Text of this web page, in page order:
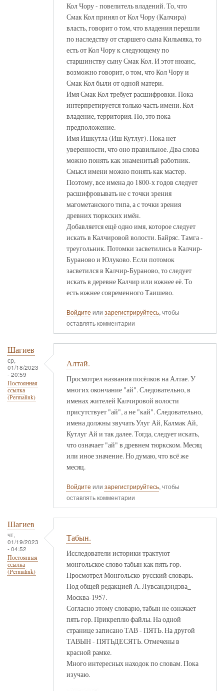
Кол Чору - повелитель владений. То, что
Смак Кол принял от Кол Чору (Калчира)
власть, говорит о том, что владения перешли
по наследству от старшего сына Кильмяка, то
есть от Кол Чору к следующему по
старшинству сыну Смак Кол. И этот нюанс,
возможно говорит, о том, что Кол Чору и
Смак Кол были от одной матери.
Имя Смак Кол требует расшифровки. Пока
интерпретируется только часть имени. Кол -
владение, территория. Но, это пока
предположение.
Имя Ишкутла (Иш Кутлуг). Пока нет
уверенности, что оно правильное. Два слова
можно понять как знаменитый работник.
Смысл имени можно понять как мастер.
Поэтому, все имена до 1800-х годов следует
расшифровывать не с точки зрения
магометанского типа, а с точки зрения
древних тюркских имён.
Добавляется ещё одно имя, которое следует
искать в Калчировой волости. Байряс. Тамга -
треугольник. Потомки засветились в Калчир-
Бураново и Юлуково. Если потомок
засветился в Калчир-Бураново, то следует
искать в деревне Калчир или южнее её. То
есть южнее современного Таишево.
Войдите или зарегистрируйтесь, чтобы
оставлять комментарии
Шагиев
ср,
01/18/2023
- 20:59
Постоянная
ссылка
(Permalink)
Алтай.
Просмотрел названия посёлков на Алтае. У
многих окончание "ай". Следовательно, в
именах жителей Калчировой волости
присутствует "ай", а не "кай". Следовательно,
имена должны звучать Улуг Ай, Калмак Ай,
Кутлуг Ай и так далее. Тогда, следует искать,
что означает "ай" в древнем тюркском. Месяц
или иное значение. Но думаю, что всё же
месяц.
Войдите или зарегистрируйтесь, чтобы
оставлять комментарии
Шагиев
чт,
01/19/2023
- 04:52
Постоянная
ссылка
(Permalink)
Табын.
Исследователи историки трактуют
монгольское слово табын как пять гор.
Просмотрел Монгольско-русский словарь.
Под общей редакцией А. Лувсандэндэва_
Москва-1957.
Согласно этому словарю, табын не означает
пять гор. Прикреплю файлы. На одной
странице записано ТАВ - ПЯТЬ. На другой
ТАВЫН - ПЯТЬДЕСЯТЬ. Отмечены в
красной рамке.
Много интересных находок по словам. Пока
изучаю.